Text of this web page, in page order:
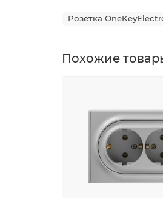
Розетка
Похожие